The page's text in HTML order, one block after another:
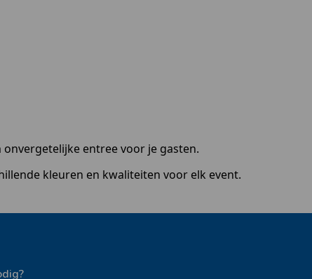
entree voor je gasten.
kleuren en kwaliteiten voor elk event.